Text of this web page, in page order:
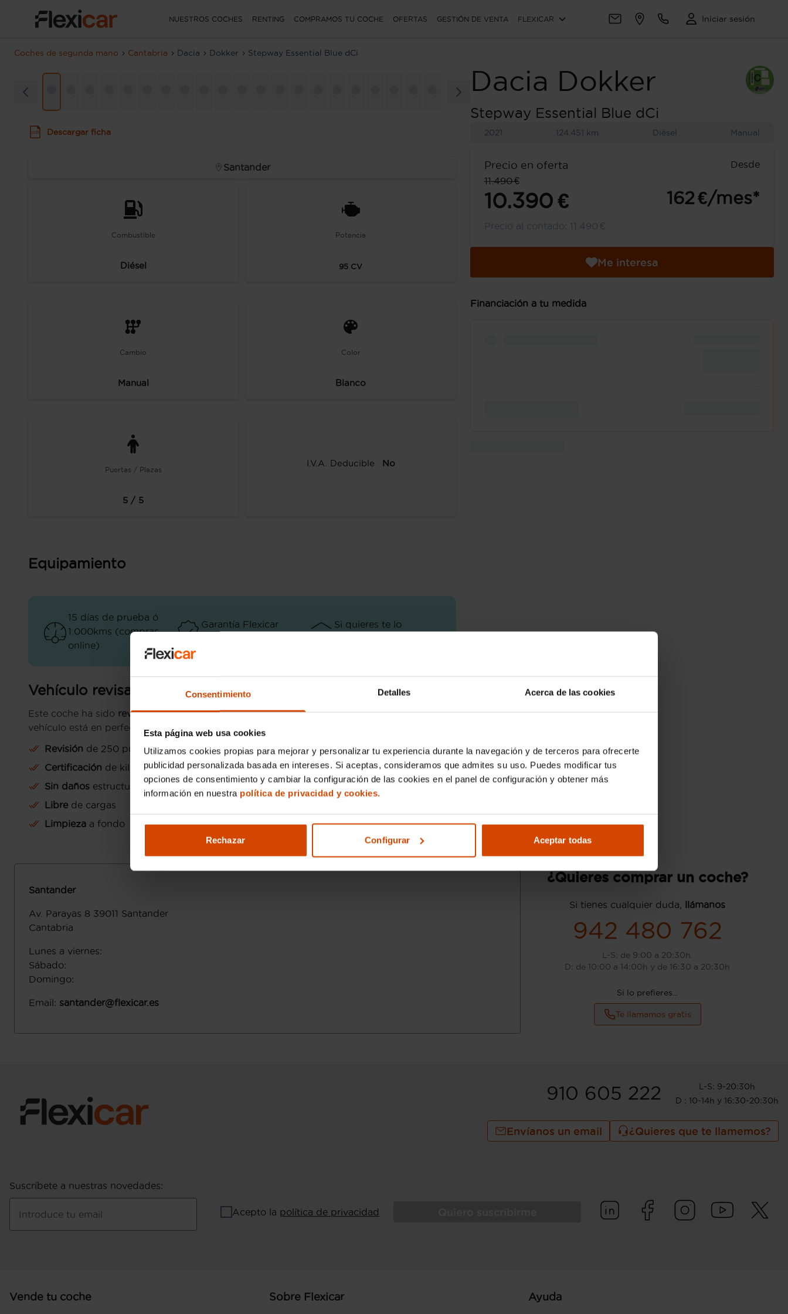
Consentimiento Detalles Acerca de las cookies
Esta página web usa cookies
Utilizamos cookies propias para mejorar y personalizar tu experiencia durante la navegación y de terceros para ofrecerte
publicidad personalizada basada en intereses. Si aceptas, consideramos que admites su uso. Puedes modificar tus
opciones de consentimiento y cambiar la configuración de las cookies en el panel de configuración y obtener más
información en nuestra política de privacidad y cookies.
Rechazar Configurar Aceptar todas
NUESTROS COCHES RENTING COMPRAMOS TU COCHE OFERTAS GESTIÓN DE VENTA FLEXICAR Iniciar sesión
Coches de segunda mano Cantabria Dacia Dokker Stepway Essential Blue dCi
Dacia Dokker
Stepway Essential Blue dCi
2021 124.451 km Diésel Manual
Precio en oferta
Desde
11.490 €
10.390 € 162 €/mes*
Precio al contado: 11.490 €
Me interesa
Financiación a tu medida
Descargar ficha
Santander
Combustible
Diésel
Potencia
95 CV
Cambio
Manual
Color
Blanco
Puertas / Plazas
5 / 5
I.V.A. Deducible No
Equipamiento
15 días de prueba ó
1.000kms (compras
online)
Garantía Flexicar
Si quieres te lo
Vehículo revisado
Este coche ha sido revisado y preparado por Angel Ruiloba Girón, para garantizar que el
vehículo está en perfectas condiciones:
Revisión de 250 puntos
Certificación de kilometraje
Sin daños estructurales
Libre de cargas
Limpieza a fondo
Santander
Av. Parayas 8 39011 Santander
Cantabria
Lunes a viernes:
Sábado:
Domingo:
Email: santander@flexicar.es
¿Quieres comprar un coche?
Si tienes cualquier duda, llámanos
942 480 762
L-S: de 9:00 a 20:30h.
D: de 10:00 a 14:00h y de 16:30 a 20:30h
Si lo prefieres...
Te llamamos gratis
910 605 222
L-S: 9-20:30h
D : 10-14h y 16:30-20:30h
Envíanos un email ¿Quieres que te llamemos?
Suscríbete a nuestras novedades:
Introduce tu email Acepto la política de privacidad
Vende tu coche Sobre Flexicar Ayuda